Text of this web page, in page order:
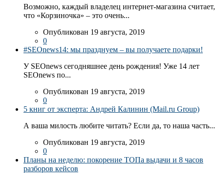
Возможно, каждый владелец интернет-магазина считает,
что «Корзиночка» – это очень...
Опубликован 19 августа, 2019
0
#SEOnews14: мы празднуем – вы получаете подарки!
У SEOnews сегодняшнее день рождения! Уже 14 лет
SEOnews по...
Опубликован 19 августа, 2019
0
5 книг от эксперта: Андрей Калинин (Mail.ru Group)
А ваша милость любите читать? Если да, то наша часть...
Опубликован 19 августа, 2019
0
Планы на неделю: покорение ТОПа выдачи и 8 часов
разборов кейсов